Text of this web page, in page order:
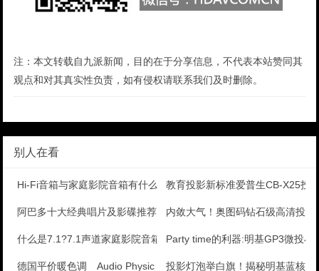
注：本文转载自九派新闻，目的在于分享信息，不代表本站赞同其
观点和对其真实性负责，如有侵权请联系我们及时删除。
别人在看
Hi-Fi音箱与家庭影院音箱有什么关系和区别教育投影新标准爱普生CB-X25投
阿巴多十大经典唱片及影碟推荐 内敛大气！奥图码钻石级高清投影
什么是7.1?7.1声道家庭影院音箱摆放小常识Party time的利器:明基GP3微投小
德国平价暖色调 Audio Physic Class投影灯泡举白旗！揭秘明基蓝核光